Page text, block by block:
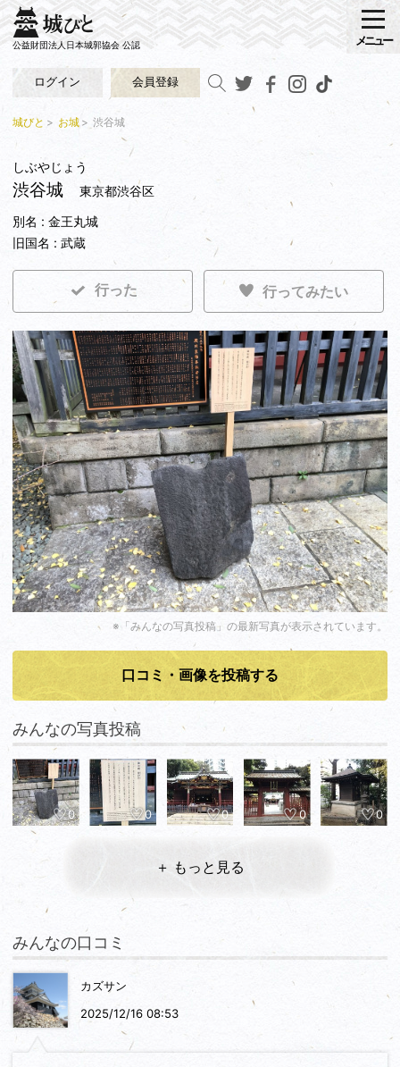
公益財団法人日本城郭協会 公認
ログイン 会員登録
メニュー
城びと お城 渋谷城
しぶやじょう
渋谷城
東京都渋谷区
別名 : 金王丸城
旧国名 : 武蔵
行った 行ってみたい
※「みんなの写真投稿」の最新写真が表示されています。
口コミ・画像を投稿する
みんなの写真投稿
0 0 0 0 0
＋ もっと見る
みんなの口コミ
カズサン
2025/12/16 08:53